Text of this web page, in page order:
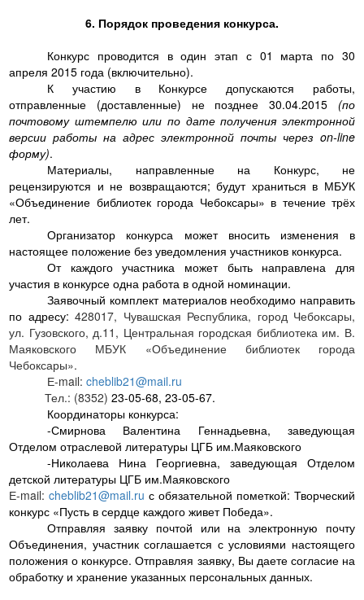
6. Порядок проведения конкурса.
Конкурс проводится в один этап с 01 марта по 30
апреля 2015 года (включительно).
К участию в Конкурсе допускаются работы,
отправленные (доставленные) не позднее 30.04.2015
(по
почтовому штемпелю или по дате получения электронной
версии работы на адрес электронной почты через on-line
форму).
Материалы, направленные на Конкурс, не
рецензируются и не возвращаются; будут храниться в МБУК
«Объединение библиотек города Чебоксары» в течение трёх
лет.
Организатор конкурса может вносить изменения в
настоящее положение без уведомления участников конкурса.
От каждого участника может быть направлена для
участия в конкурсе одна работа в одной номинации.
Заявочный комплект материалов необходимо направить
по адресу: 428017, Чувашская Республика, город Чебоксары,
ул. Гузовского, д.11, Центральная городская библиотека им. В.
Маяковского МБУК «Объединение библиотек города
Чебоксары».
Е-mail:cheblib21@mail.ru
Тел.: (8352) 23-05-68, 23-05-67.
Координаторы конкурса:
-Смирнова Валентина Геннадьевна, заведующая
Отделом отраслевой литературы ЦГБ им.Маяковского
-Николаева Нина Георгиевна, заведующая Отделом
детской литературы ЦГБ им.Маяковского
Е-mail: cheblib21@mail.ru с обязательной пометкой: Творческий
конкурс «Пусть в сердце каждого живет Победа».
Отправляя заявку почтой или на электронную почту
Объединения, участник соглашается с условиями настоящего
положения о конкурсе. Отправляя заявку, Вы даете согласие на
обработку и хранение указанных персональных данных.